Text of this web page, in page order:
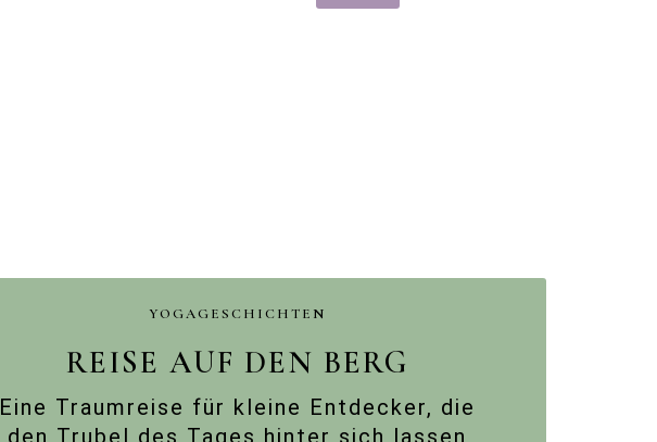
YOGAGESCHICHTEN
REISE AUF DEN BERG
Eine Traumreise für kleine Entdecker, die
den Trubel des Tages hinter sich lassen